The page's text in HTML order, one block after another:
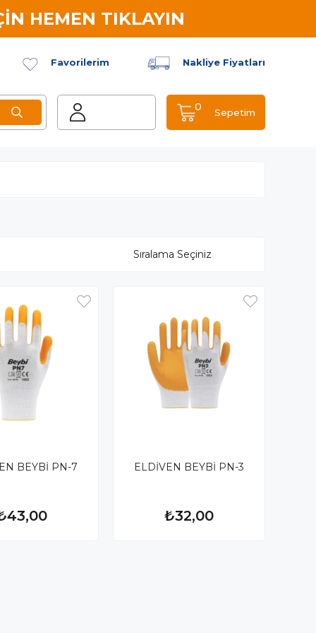
HEMEN TIKLAYIN
Favorilerim Nakliye Fiyatları
Sepetim
0
BEYBİ PN-7 ELDİVEN BEYBİ PN-3
₺32,00